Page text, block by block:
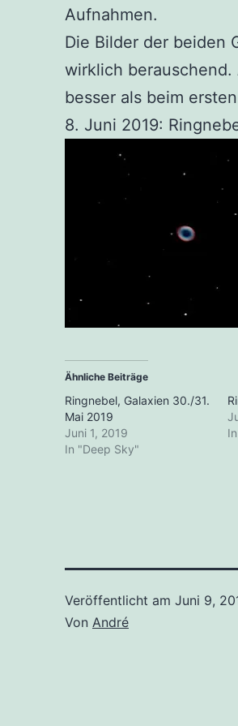
Aufnahmen.
Die Bilder der beiden
wirklich
besser als beim
8. Juni 2019:
Ähnliche Beiträge
Ringnebel, Galaxien 30./31.
Mai 2019
Juni 1, 2019
In "Deep Sky"
Veröffentlicht am Juni 9,
Von André